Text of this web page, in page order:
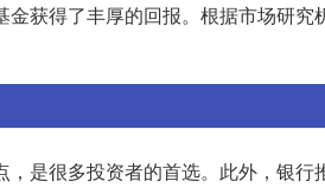
获得了丰厚的回报。根据市场研究
是很多投资者的首选。此外，银行